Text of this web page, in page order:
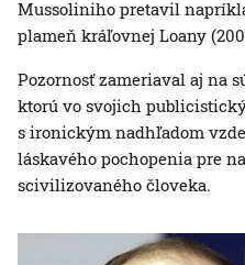
Mussoliniho pretavil
plameň kráľovnej Loany
Pozornosť zameriaval aj na
ktorú vo svojich
s ironickým nadhľadom
láskavého pochopenia pre
scivilizovaného človeka.